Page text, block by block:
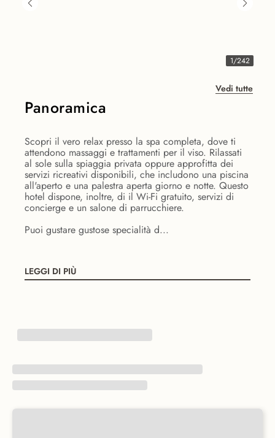
1/242
Vedi tutte
Panoramica
Scopri il vero relax presso la spa completa, dove ti
attendono massaggi e trattamenti per il viso. Rilassati
al sole sulla spiaggia privata oppure approfitta dei
servizi ricreativi disponibili, che includono una piscina
all'aperto e una palestra aperta giorno e notte. Questo
hotel dispone, inoltre, di il Wi-Fi gratuito, servizi di
concierge e un salone di parrucchiere.
Puoi gustare gustose specialità d...
LEGGI DI PIÙ